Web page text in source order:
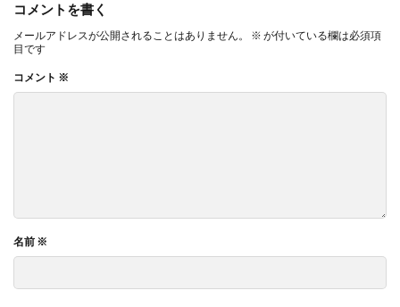
コメントを書く
メールアドレスが公開されることはありません。 ※ が付いている欄は必須項
目です
コメント ※
名前 ※